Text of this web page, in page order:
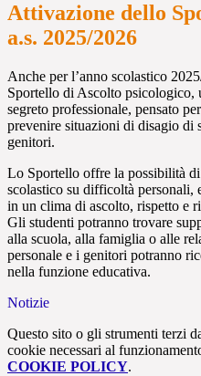
Attivazione dello
a.s. 2025/2026
Anche per l’anno scolastico
Sportello di Ascolto psicologico,
segreto professionale, pensato
prevenire situazioni di disagio di
genitori.
Lo Sportello offre la possibilità
scolastico su difficoltà personali,
in un clima di ascolto, rispetto e
Gli studenti potranno trovare
alla scuola, alla famiglia o alle
personale e i genitori potranno
nella funzione educativa.
Notizie
Questo sito o gli strumenti terzi
cookie necessari al
COOKIE POLICY.